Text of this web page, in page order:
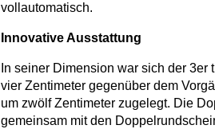
vollautomatisch.
Innovative Ausstattung
In seiner Dimension war sich der
vier Zentimeter gegenüber dem
um zwölf Zentimeter zugelegt. Die
gemeinsam mit den